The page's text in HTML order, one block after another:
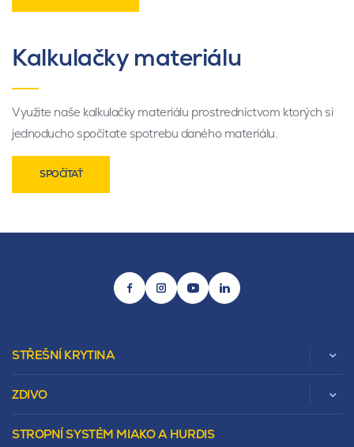
Kalkulačky materiálu
Využite naše kalkulačky materiálu prostredníctvom ktorých si
jednoducho spočítate spotrebu daného materiálu.
SPOČÍTAŤ
STŘEŠNÍ KRYTINA
Beta
ZDIVO
STROPNÍ SYSTÉM MIAKO A HURDIS